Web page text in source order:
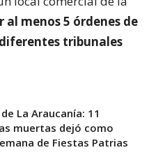
al menos 5 órdenes de
tribunales
La Araucanía: 11
muertas dejó como
de Fiestas Patrias